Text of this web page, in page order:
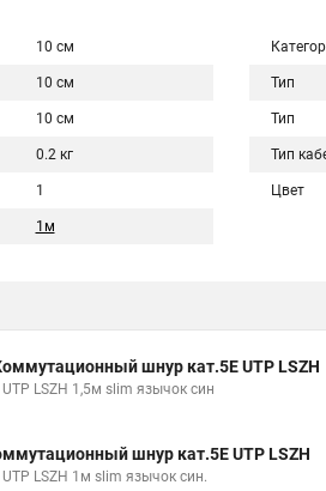
10 см
10 см
10 см
0.2 кг
1
1м
Тип
Тип
Тип
Цвет
шнур кат.5E UTP LSZH
LSZH 1,5м slim язычок син
шнур кат.5E UTP LSZH
LSZH 1м slim язычок син.